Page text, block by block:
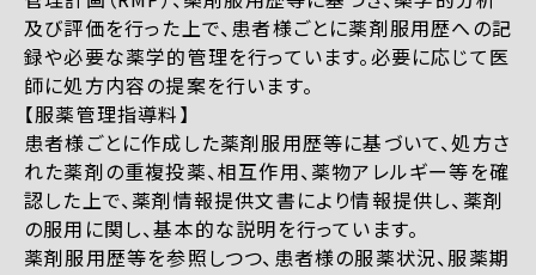
及び評価を行った上で、患者様ごとに薬剤服用歴への記
録や必要な薬学的管理を行っています。必要に応じて医
師に処方内容の提案を行います。
【服薬管理指導料】
患者様ごとに作成した薬剤服用歴等に基づいて、処方さ
れた薬剤の重複投薬、相互作用、薬物アレルギー等を確
認した上で、薬剤情報提供文書により情報提供し、薬剤
の服用に関し、基本的な説明を行っています。
薬剤服用歴等を参照しつつ、患者様の服薬状況、服薬期